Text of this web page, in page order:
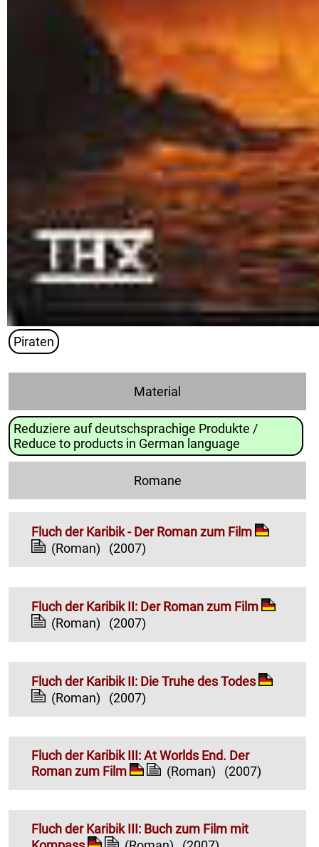
Piraten
Material
Reduziere auf deutschsprachige Produkte /
Reduce to products in German language
Romane
Fluch der Karibik - Der Roman zum Film
(Roman)
(2007)
Fluch der Karibik II: Der Roman zum Film
(Roman)
(2007)
Fluch der Karibik II: Die Truhe des Todes
(Roman)
(2007)
Fluch der Karibik III: At Worlds End. Der
Roman zum Film
(Roman) (2007)
Fluch der Karibik III: Buch zum Film mit